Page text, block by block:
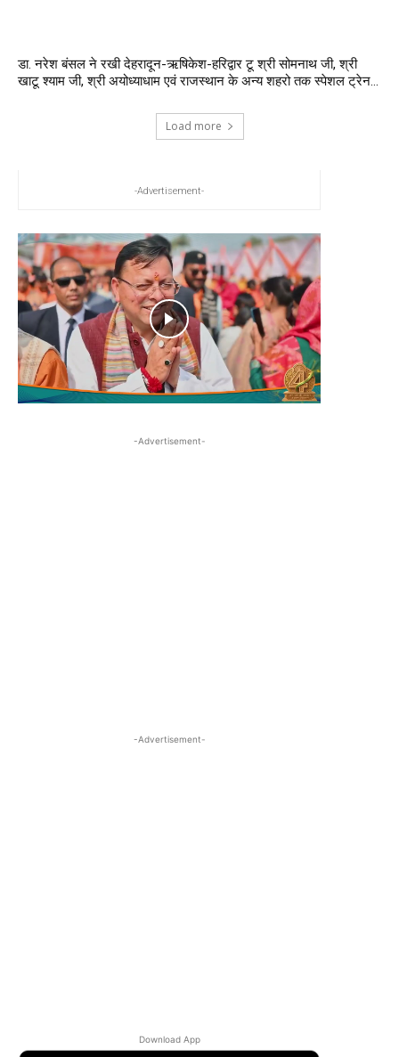
डा. नरेश बंसल ने रखी देहरादून-ऋषिकेश-हरिद्वार टू श्री सोमनाथ जी, श्री
खाटू श्याम जी, श्री अयोध्याधाम एवं राजस्थान के अन्य शहरो तक स्पेशल ट्रेन...
Load more
-Advertisement-
-Advertisement-
-Advertisement-
Download App